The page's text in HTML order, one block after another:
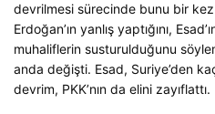
devrilmesi sürecinde bunu bir
Erdoğan’ın yanlış yaptığını,
muhaliflerin susturulduğunu
anda değişti. Esad, Suriye’den
devrim, PKK’nın da elini zayıflattı.